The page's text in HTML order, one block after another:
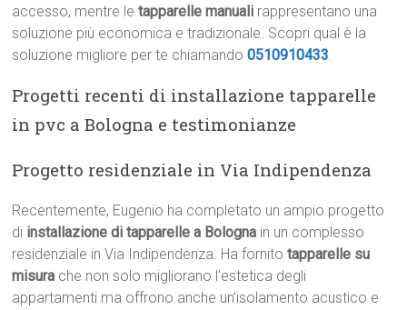
accesso, mentre letapparelle manuali rappresentano una
soluzione più economica e tradizionale. Scopri qual è la
soluzione migliore per te chiamando0510910433.
Progetti recenti di installazione tapparelle
in pvc a Bologna e testimonianze
Progetto residenziale in Via Indipendenza
Recentemente, Eugenio ha completato un ampio progetto
di installazione di tapparelle a Bologna in un complesso
residenziale in Via Indipendenza. Ha fornitotapparelle su
misura che non solo migliorano l’estetica degli
appartamenti ma offrono anche un’isolamento acustico e